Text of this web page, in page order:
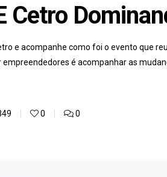
Cetro
e acompanhe como foi o evento que
é acompanhar as
0 0